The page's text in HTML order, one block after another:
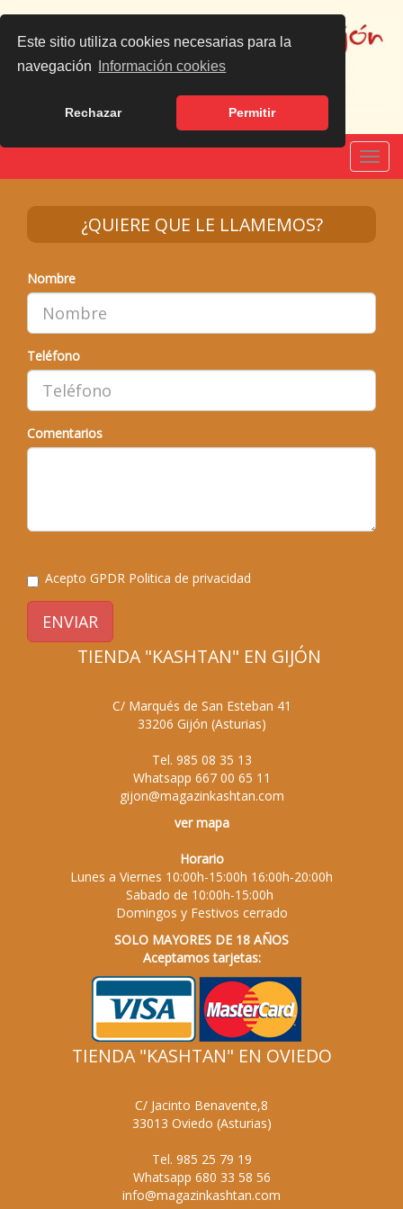
Este sitio utiliza cookies necesarias para la
navegación
Información cookies
Rechazar Permitir
|English
¿QUIERE QUE LE LLAMEMOS?
Nombre
Teléfono
Comentarios
Acepto GPDR Politica de privacidad
ENVIAR
TIENDA "KASHTAN" EN GIJÓN
C/ Marqués de San Esteban 41
33206 Gijón (Asturias)
Tel. 985 08 35 13
Whatsapp 667 00 65 11
gijon@magazinkashtan.com
ver mapa
Horario
Lunes a Viernes 10:00h-15:00h 16:00h-20:00h
Sabado de 10:00h-15:00h
Domingos y Festivos cerrado
SOLO MAYORES DE 18 AÑOS
Aceptamos tarjetas:
TIENDA "KASHTAN" EN OVIEDO
C/ Jacinto Benavente,8
33013 Oviedo (Asturias)
Tel. 985 25 79 19
Whatsapp 680 33 58 56
info@magazinkashtan.com